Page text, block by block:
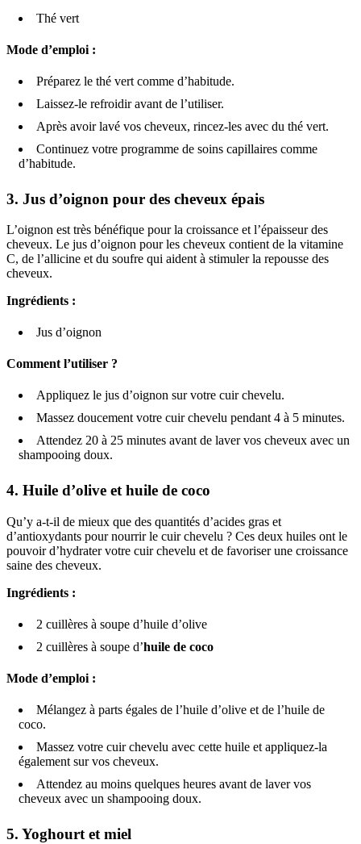
Thé vert
Mode d’emploi :
Préparez le thé vert comme d’habitude.
Laissez-le refroidir avant de l’utiliser.
Après avoir lavé vos cheveux, rincez-les avec du thé vert.
Continuez votre programme de soins capillaires comme
d’habitude.
3. Jus d’oignon pour des cheveux épais
L’oignon est très bénéfique pour la croissance et l’épaisseur des
cheveux. Le jus d’oignon pour les cheveux contient de la vitamine
C, de l’allicine et du soufre qui aident à stimuler la repousse des
cheveux.
Ingrédients :
Jus d’oignon
Comment l’utiliser ?
Appliquez le jus d’oignon sur votre cuir chevelu.
Massez doucement votre cuir chevelu pendant 4 à 5 minutes.
Attendez 20 à 25 minutes avant de laver vos cheveux avec un
shampooing doux.
4. Huile d’olive et huile de coco
Qu’y a-t-il de mieux que des quantités d’acides gras et
d’antioxydants pour nourrir le cuir chevelu ? Ces deux huiles ont le
pouvoir d’hydrater votre cuir chevelu et de favoriser une croissance
saine des cheveux.
Ingrédients :
2 cuillères à soupe d’huile d’olive
2 cuillères à soupe d’huile de coco
Mode d’emploi :
Mélangez à parts égales de l’huile d’olive et de l’huile de
coco.
Massez votre cuir chevelu avec cette huile et appliquez-la
également sur vos cheveux.
Attendez au moins quelques heures avant de laver vos
cheveux avec un shampooing doux.
5. Yoghourt et miel